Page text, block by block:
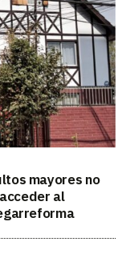
mayores no
al